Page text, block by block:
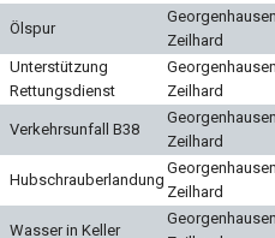
Ölspur
Zeilhard
Unterstützung
Rettungsdienst
Zeilhard
Verkehrsunfall B38
Zeilhard
Hubschrauberlandung
Zeilhard
Wasser in Keller